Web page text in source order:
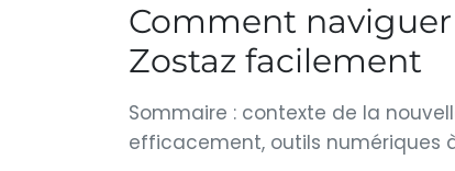
Comment
Zostaz facilement
Sommaire : contexte de la
efficacement, outils numériques